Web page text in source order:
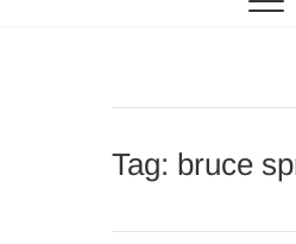
Tag: bruce